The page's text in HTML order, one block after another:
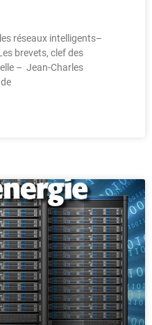
les réseaux intelligents–
brevets, clef des
– Jean-Charles